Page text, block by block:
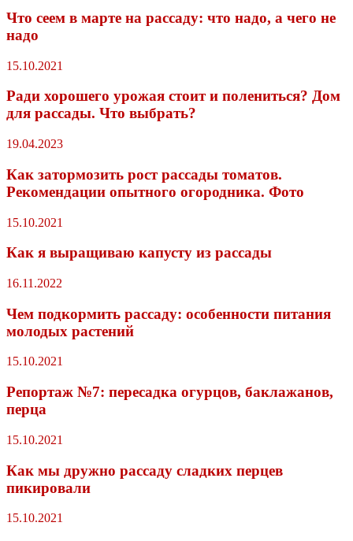
Что сеем в марте на рассаду: что надо, а чего не
надо
15.10.2021
Ради хорошего урожая стоит и полениться? Дом
для рассады. Что выбрать?
19.04.2023
Как затормозить рост рассады томатов.
Рекомендации опытного огородника. Фото
15.10.2021
Как я выращиваю капусту из рассады
16.11.2022
Чем подкормить рассаду: особенности питания
молодых растений
15.10.2021
Репортаж №7: пересадка огурцов, баклажанов,
перца
15.10.2021
Как мы дружно рассаду сладких перцев
пикировали
15.10.2021